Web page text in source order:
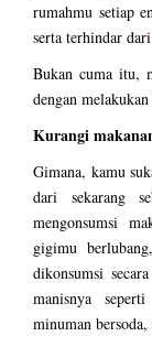
rumahmu setiap
serta terhindar dari
Bukan cuma itu,
dengan
Kurangi
Gimana, kamu
dari sekarang
mengonsumsi
gigimu berlubang,
dikonsumsi
manisnya
minuman bersoda,